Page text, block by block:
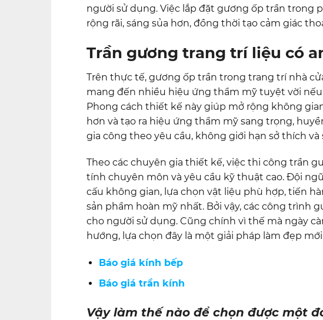
người sử dụng. Việc lắp đặt gương ốp trần trong
rộng rãi, sáng sủa hơn, đồng thời tạo cảm giác
Trần gương trang trí liệu có
Trên thực tế, gương ốp trần trong trang trí nhà
mang đến nhiều hiệu ứng thẩm mỹ tuyệt vời
Phong cách thiết kế này giúp mở rộng không
hơn và tạo ra hiệu ứng thẩm mỹ sang trọng,
gia công theo yêu cầu, không giới hạn sở thích và
Theo các chuyên gia thiết kế, việc thi công trần
tính chuyên môn và yêu cầu kỹ thuật cao. Đội
cấu không gian, lựa chọn vật liệu phù hợp, tiến
sản phẩm hoàn mỹ nhất. Bởi vậy, các công trình
cho người sử dụng. Cũng chính vì thế mà ngày
hướng, lựa chọn đây là một giải pháp làm đẹp
Báo giá kính bếp
Báo giá trần kính
Vậy làm thế nào để chọn được một